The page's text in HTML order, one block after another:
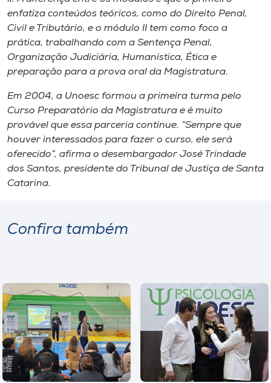
enfatiza conteúdos teóricos, como do Direito Penal,
Civil e Tributário, e o módulo II tem como foco a
prática, trabalhando com a Sentença Penal,
Organização Judiciária, Humanística, Ética e
preparação para a prova oral da Magistratura.
Em 2004, a Unoesc formou a primeira turma pelo
Curso Preparatório da Magistratura e é muito
provável que essa parceria continue. “Sempre que
houver interessados para fazer o curso, ele será
oferecido”, afirma o desembargador José Trindade
dos Santos, presidente do Tribunal de Justiça de Santa
Catarina.
Confira também